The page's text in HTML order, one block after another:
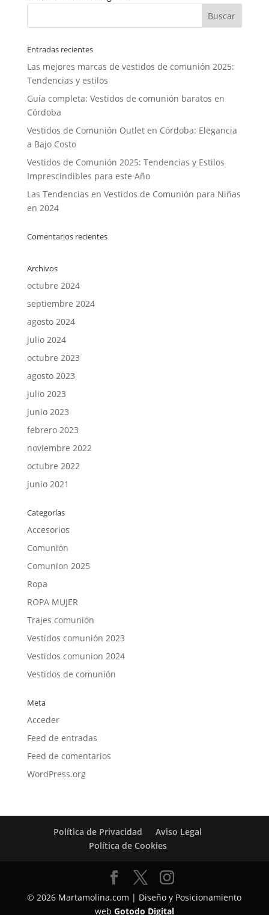
Entradas recientes
Las mejores marcas de vestidos de comunión 2025:
Tendencias y estilos
Guía completa: Vestidos de comunión baratos en
Córdoba
Vestidos de Comunión Outlet en Córdoba: Elegancia
a Bajo Costo
Vestidos de Comunión 2025: Tendencias y Estilos
Imprescindibles para este Año
Las Tendencias en Vestidos de Comunión para Niñas
en 2024
Comentarios recientes
Archivos
octubre 2024
septiembre 2024
agosto 2024
julio 2024
octubre 2023
agosto 2023
julio 2023
junio 2023
febrero 2023
noviembre 2022
octubre 2022
junio 2021
Categorías
Accesorios
Comunión
Comunion 2025
Ropa
ROPA MUJER
Trajes comunión
Vestidos comunión 2023
Vestidos comunion 2024
Vestidos de comunión
Meta
Acceder
Feed de entradas
Feed de comentarios
WordPress.org
Política de Privacidad
Aviso Legal
Política de Cookies
© 2026 Martamolina.com | Diseño y Posicionamiento
web Gotodo Digital